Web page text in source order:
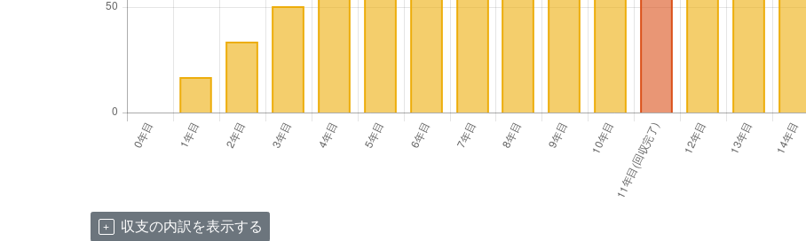
収支の内訳を表示する